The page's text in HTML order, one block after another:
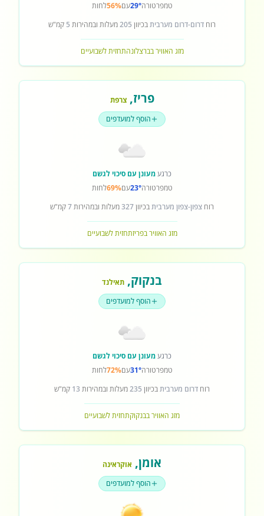
טמפרטורה29°עם56%לחות
רוח דרום-דרום מערביתבכיוון 205מעלות ובמהירות 5 קמ"ש
מזג האוויר בברצלונהתחזית לשבועיים
פריז,צרפת
הוסף למועדפים
כרגעמעונן עם סיכוי לגשם
טמפרטורה23°עם69%לחות
רוח צפון-צפון מערביתבכיוון327מעלות ובמהירות7קמ"ש
מזג האוויר בפריזתחזית לשבועיים
בנקוק, תאילנד
הוסף למועדפים
כרגעמעונן עם סיכוי לגשם
טמפרטורה31°עם72%לחות
רוח דרום מערביתבכיוון 235מעלות ובמהירות 13 קמ"ש
מזג האוויר בבנקוקתחזית לשבועיים
אומן, אוקראינה
הוסף למועדפים